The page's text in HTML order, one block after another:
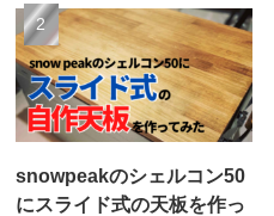
snowpeakのシェルコン50
にスライド式の天板を作っ